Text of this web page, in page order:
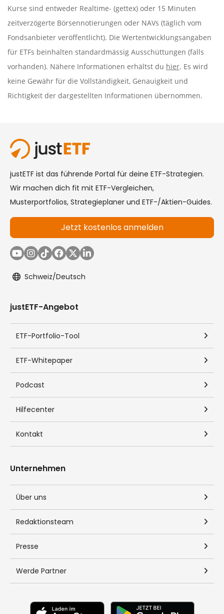
Kurse sind entweder Realtime- (gettex) oder 15 Minuten
zeitverzögerte Börsennotierungen oder NAVs (täglich vom
Fondsanbieter veröffentlicht). Die Wertentwicklungsangaben
für ETFs beinhalten standardmässig Ausschüttungen (falls
vorhanden). Nähere Informationen erhältst du hier. Es wird
keine Gewähr für die Vollständigkeit, Genauigkeit und
Richtigkeit der dargestellten Informationen übernommen.